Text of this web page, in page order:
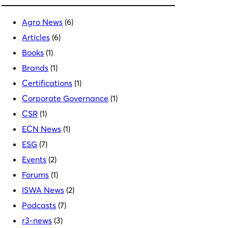
Agro News (6)
Articles (6)
Books (1)
Brands (1)
Certifications (1)
Corporate Governance (1)
CSR (1)
ECN News (1)
ESG (7)
Events (2)
Forums (1)
ISWA News (2)
Podcasts (7)
r3-news (3)